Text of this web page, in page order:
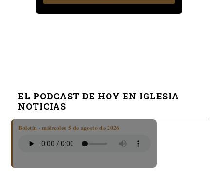
EL PODCAST DE HOY EN IGLESIA
NOTICIAS
Boletín · miércoles 5 de agosto de 2026